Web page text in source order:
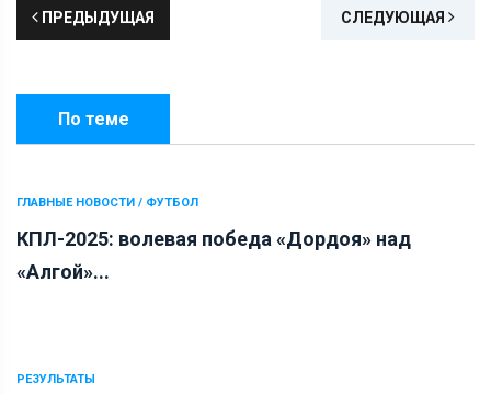
ПРЕДЫДУЩАЯ СЛЕДУЮЩАЯ
По теме
ГЛАВНЫЕ НОВОСТИ / ФУТБОЛ
КПЛ-2025: волевая победа «Дордоя» над
«Алгой»...
РЕЗУЛЬТАТЫ